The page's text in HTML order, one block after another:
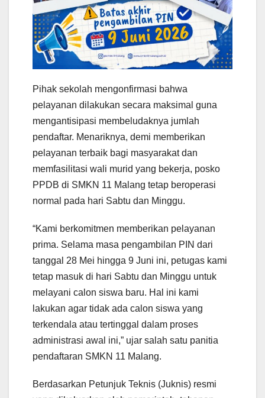
Pihak sekolah mengonfirmasi bahwa
pelayanan dilakukan secara maksimal guna
mengantisipasi membeludaknya jumlah
pendaftar. Menariknya, demi memberikan
pelayanan terbaik bagi masyarakat dan
memfasilitasi wali murid yang bekerja, posko
PPDB di SMKN 11 Malang tetap beroperasi
normal pada hari Sabtu dan Minggu.
“Kami berkomitmen memberikan pelayanan
prima. Selama masa pengambilan PIN dari
tanggal 28 Mei hingga 9 Juni ini, petugas kami
tetap masuk di hari Sabtu dan Minggu untuk
melayani calon siswa baru. Hal ini kami
lakukan agar tidak ada calon siswa yang
terkendala atau tertinggal dalam proses
administrasi awal ini,” ujar salah satu panitia
pendaftaran SMKN 11 Malang.
Berdasarkan Petunjuk Teknis (Juknis) resmi